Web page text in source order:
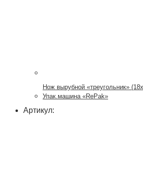
Нож вырубной «треугольник»
Упак.машина «RePak»
Артикул: